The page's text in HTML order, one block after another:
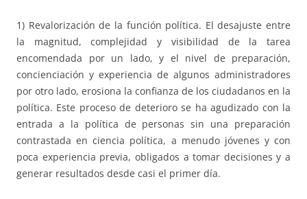
1) Revalorización de la función política. El desajuste entre
la magnitud, complejidad y visibilidad de la tarea
encomendada por un lado, y el nivel de preparación,
concienciación y experiencia de algunos administradores
por otro lado, erosiona la confianza de los ciudadanos en la
política. Este proceso de deterioro se ha agudizado con la
entrada a la política de personas sin una preparación
contrastada en ciencia política, a menudo jóvenes y con
poca experiencia previa, obligados a tomar decisiones y a
generar resultados desde casi el primer día.